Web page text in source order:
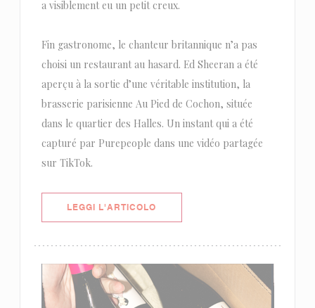
a visiblement eu un petit creux.
Fin gastronome, le chanteur britannique n’a pas
choisi un restaurant au hasard. Ed Sheeran a été
aperçu à la sortie d’une véritable institution, la
brasserie parisienne Au Pied de Cochon, située
dans le quartier des Halles. Un instant qui a été
capturé par Purepeople dans une vidéo partagée
sur TikTok.
LEGGI L'ARTICOLO